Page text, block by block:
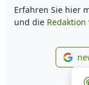
Erfahren Sie hier
und die Redaktion